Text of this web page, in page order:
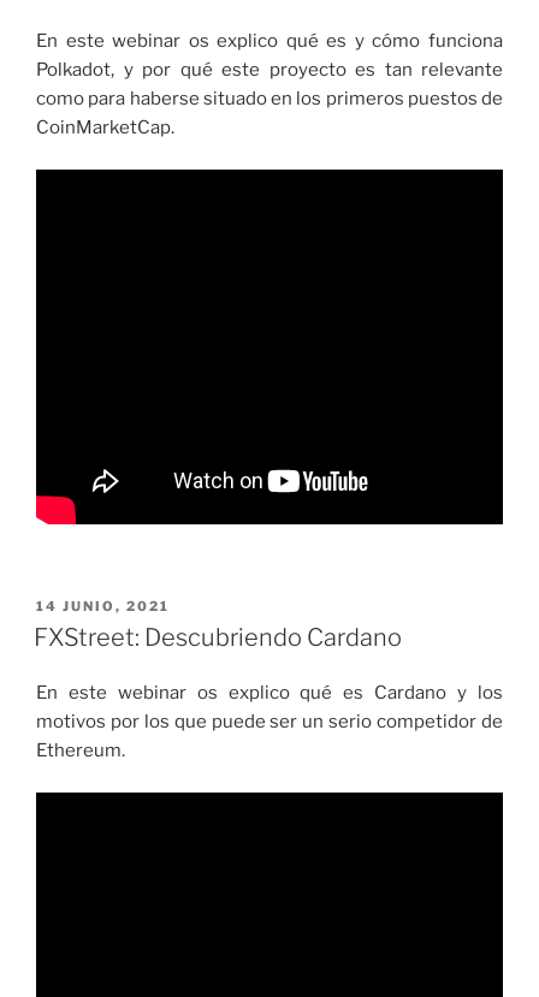
En este webinar os explico qué es y cómo funciona
Polkadot, y por qué este proyecto es tan relevante
como para haberse situado en los primeros puestos de
CoinMarketCap.
PUBLICADO
EL
14 JUNIO, 2021
FXStreet: Descubriendo Cardano
En este webinar os explico qué es Cardano y los
motivos por los que puede ser un serio competidor de
Ethereum.